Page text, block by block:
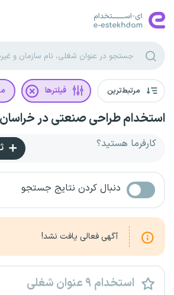
مرتبط‌ترین فیلترها
استخدام طراحی صنعتی در
کارفرما هستید؟
دنبال کردن نتایج جستجو
آگهی فعالی یافت نشد!
استخدام ۹ عنوان شغلی